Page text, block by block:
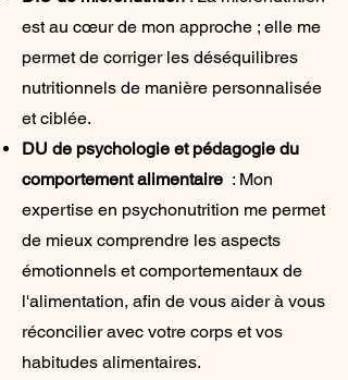
est au cœur de mon approche ; elle me
permet de corriger les déséquilibres
nutritionnels de manière personnalisée
et ciblée.
DU de psychologie et pédagogie du
comportement alimentaire : Mon
expertise en psychonutrition me permet
de mieux comprendre les aspects
émotionnels et comportementaux de
l'alimentation, afin de vous aider à vous
réconcilier avec votre corps et vos
habitudes alimentaires.